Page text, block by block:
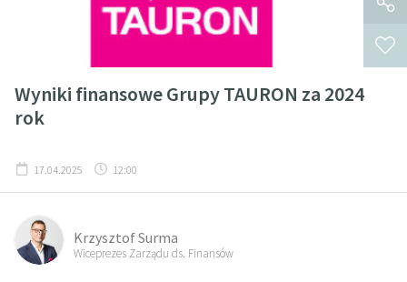
Wyniki finansowe Grupy TAURON za 2024
rok
17.04.2025 12:00
Krzysztof Surma
Wiceprezes Zarządu ds. Finansów